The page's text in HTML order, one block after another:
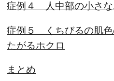
症例４ 人中部の小さな
症例５ くちびるの肌色
たがるホクロ
まとめ